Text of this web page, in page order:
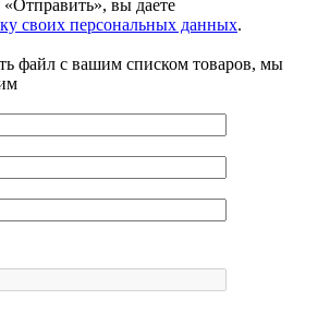
вы даете
своих персональных данных.
файл с вашим списком товаров, мы